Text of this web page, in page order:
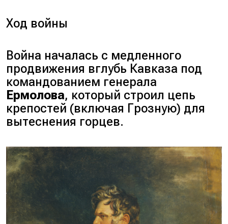
Ход войны
Война началась с медленного
продвижения вглубь Кавказа под
командованием генерала
Ермолова, который строил цепь
крепостей (включая Грозную) для
вытеснения горцев.